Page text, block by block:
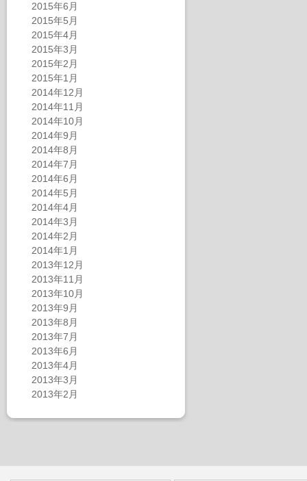
2015年6月
2015年5月
2015年4月
2015年3月
2015年2月
2015年1月
2014年12月
2014年11月
2014年10月
2014年9月
2014年8月
2014年7月
2014年6月
2014年5月
2014年4月
2014年3月
2014年2月
2014年1月
2013年12月
2013年11月
2013年10月
2013年9月
2013年8月
2013年7月
2013年6月
2013年4月
2013年3月
2013年2月